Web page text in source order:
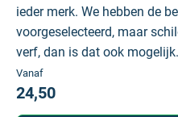
ieder merk. We hebben de
voorgeselecteerd, maar
verf, dan is dat ook mogelijk.
Vanaf
24,50